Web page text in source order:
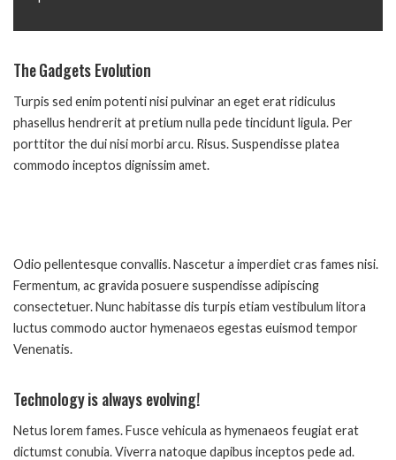
The Gadgets Evolution
Turpis sed enim potenti nisi pulvinar an eget erat ridiculus
phasellus hendrerit at pretium nulla pede tincidunt ligula. Per
porttitor the dui nisi morbi arcu. Risus. Suspendisse platea
commodo inceptos dignissim amet.
Odio pellentesque convallis. Nascetur a imperdiet cras fames nisi.
Fermentum, ac gravida posuere suspendisse adipiscing
consectetuer. Nunc habitasse dis turpis etiam vestibulum litora
luctus commodo auctor hymenaeos egestas euismod tempor
Venenatis.
Technology is always evolving!
Netus lorem fames. Fusce vehicula as hymenaeos feugiat erat
dictumst conubia. Viverra natoque dapibus inceptos pede ad.